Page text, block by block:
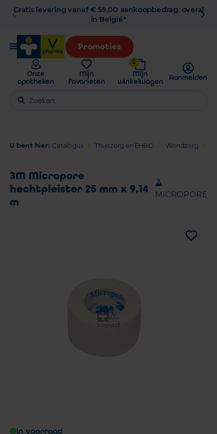
Gratis levering vanaf € 59,00 aankoopbedrag, overal
in België*
Promoties
Onze
apotheken
Mijn
favorieten
0
Mijn
winkelwagen
Aanmelden
U bent hier: Catalogus Thuiszorg en EHBO Wondzorg
3M Micropore
hechtpleister 25 mm x 9,14
m
MICROPORE
In voorraad